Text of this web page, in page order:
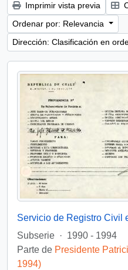
Imprimir vista previa
Ordenar por: Relevancia
Dirección: Clasificación en
Servicio de Registro Civil
Subserie · 1990 - 1994
Parte de Presidente
1994)